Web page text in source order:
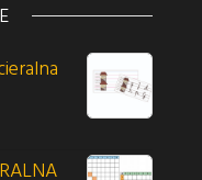
85,00 zł.
wynosi: 80,00 zł.